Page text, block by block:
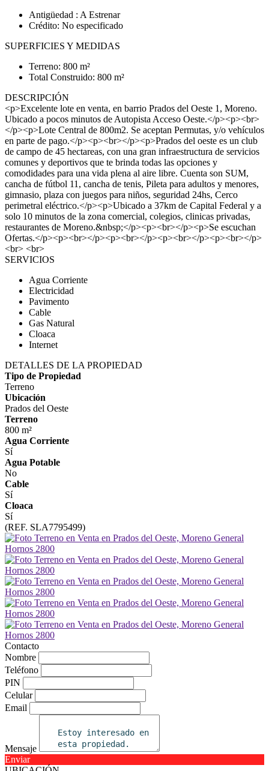
Antigüedad : A Estrenar
Crédito: No especificado
SUPERFICIES Y MEDIDAS
Terreno: 800 m²
Total Construido: 800 m²
DESCRIPCIÓN
<p>Excelente lote en venta, en barrio Prados del Oeste 1, Moreno.
Ubicado a pocos minutos de Autopista Acceso Oeste.</p><p><br>
</p><p>Lote Central de 800m2. Se aceptan Permutas, y/o vehículos
en parte de pago.</p><p><br></p><p>Prados del oeste es un club
de campo de 45 hectareas, con una gran infraestructura de servicios
comunes y deportivos que te brinda todas las opciones y
comodidades para una vida plena al aire libre. Cuenta son SUM,
cancha de fútbol 11, cancha de tenis, Pileta para adultos y menores,
gimnasio, plaza con juegos para niños, seguridad 24hs, Cerco
perimetral eléctrico.</p><p>Ubicado a 37km de Capital Federal y a
solo 10 minutos de la zona comercial, colegios, clinicas privadas,
restaurantes de Moreno.&nbsp;</p><p><br></p><p>Se escuchan
Ofertas.</p><p><br></p><p><br></p><p><br></p><p><br></p>
<br> <br>
SERVICIOS
Agua Corriente
Electricidad
Pavimento
Cable
Gas Natural
Cloaca
Internet
DETALLES DE LA PROPIEDAD
Tipo de Propiedad
Terreno
Ubicación
Prados del Oeste
Terreno
800 m²
Agua Corriente
Sí
Agua Potable
No
Cable
Sí
Cloaca
Sí
(REF. SLA7795499)
Contacto
Nombre
Teléfono
PIN
Celular
Email
Mensaje
Enviar